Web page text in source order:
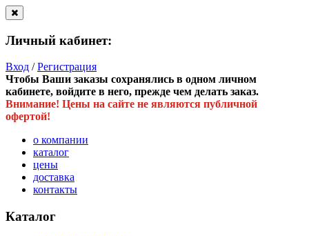
Личный кабинет:
Вход /Регистрация
Чтобы Ваши заказы сохранялись в одном личном
кабинете, войдите в него, прежде чем делать заказ.
Внимание! Цены на сайте не являются публичной
офертой!
о компании
каталог
цены
доставка
контакты
Каталог